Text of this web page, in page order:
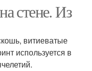
стене. Из
витиеватые
используется в